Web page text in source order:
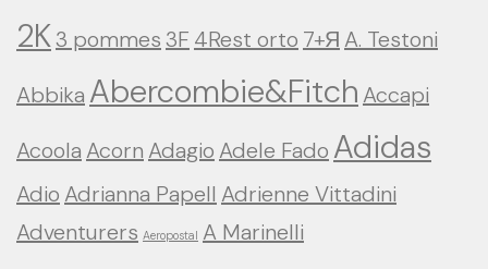
2K3 pommes3F 4Rest orto 7+Я A. Testoni
Abbika Abercombie&Fitch Accapi
Acoola Acorn Adagio Adele Fado Adidas
Adio Adrianna Papell Adrienne Vittadini
Adventurers Aeropostal A Marinelli